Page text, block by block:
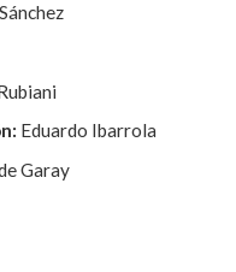
Eduardo Ibarrola
Garay